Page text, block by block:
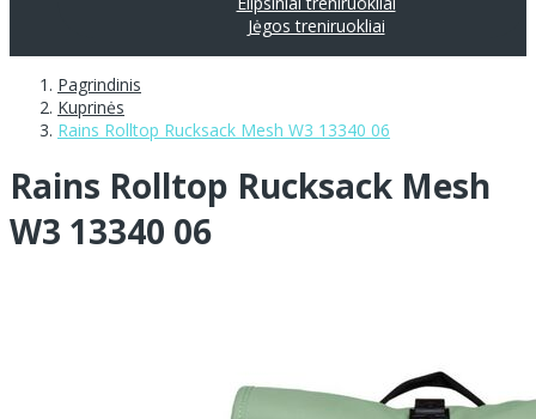
Jėgos treniruokliai
Pagrindinis
Kuprinės
Rains Rolltop Rucksack Mesh W3 13340 06
Rains Rolltop Rucksack Mesh
W3 13340 06